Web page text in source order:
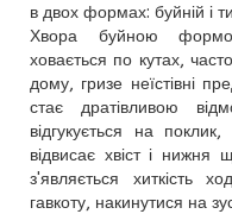
в двох формах: буйній і
Хвора буйною
ховається по кутах,
дому, гризе неїстівні
стає дратівливою
відгукується на
відвисає хвіст і нижня
з'являється хиткість
гавкоту, накинутися на